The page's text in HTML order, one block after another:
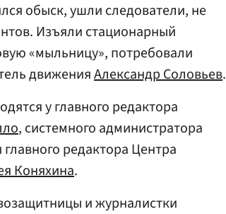
обыск, ушли следователи, не
Изъяли стационарный
«мыльницу», потребовали
движенияАлександр Соловьев.
у главного редактора
, системного администратора
редактора Центра
Коняхина.
и журналистки